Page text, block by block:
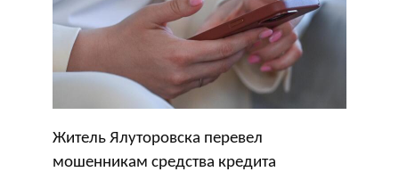
Житель Ялуторовска перевел
мошенникам средства кредита